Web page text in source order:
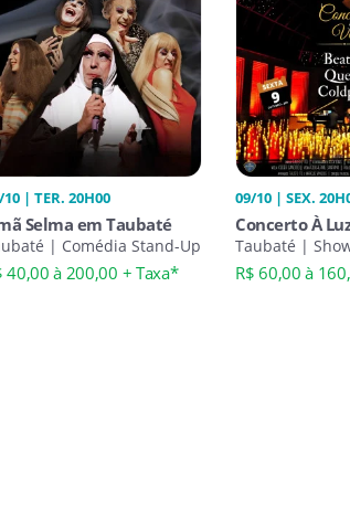
10 | TER. 20H00
Selma em Taubaté
| Comédia Stand-Up
40,00 à 200,00 + Taxa*
09/10 | SEX.
Concerto À
Beatles,
Taubaté |
R$ 60,00 à